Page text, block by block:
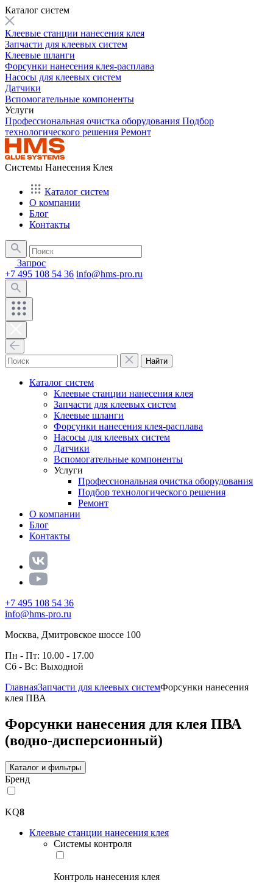
Каталог систем
Клеевые станции нанесения клея
Запчасти для клеевых систем
Клеевые шланги
Форсунки нанесения клея-расплава
Насосы для клеевых систем
Датчики
Вспомогательные компоненты
Услуги
Профессиональная очистка оборудования Подбор
технологического решения Ремонт
Системы Нанесения Клея
Каталог систем
О компании
Блог
Контакты
Запрос
+7 495 108 54 36 info@hms-pro.ru
Найти
Каталог систем
Клеевые станции нанесения клея
Запчасти для клеевых систем
Клеевые шланги
Форсунки нанесения клея-расплава
Насосы для клеевых систем
Датчики
Вспомогательные компоненты
Услуги
Профессиональная очистка оборудования
Подбор технологического решения
Ремонт
О компании
Блог
Контакты
+7 495 108 54 36
info@hms-pro.ru
Москва, Дмитровское шоссе 100
Пн - Пт: 10.00 - 17.00
Сб - Вс: Выходной
ГлавнаяЗапчасти для клеевых системФорсунки нанесения
клея ПВА
Форсунки нанесения для клея ПВА
(водно-дисперсионный)
Каталог и фильтры
Бренд
KQ8
Клеевые станции нанесения клея
Системы контроля
Контроль нанесения клея